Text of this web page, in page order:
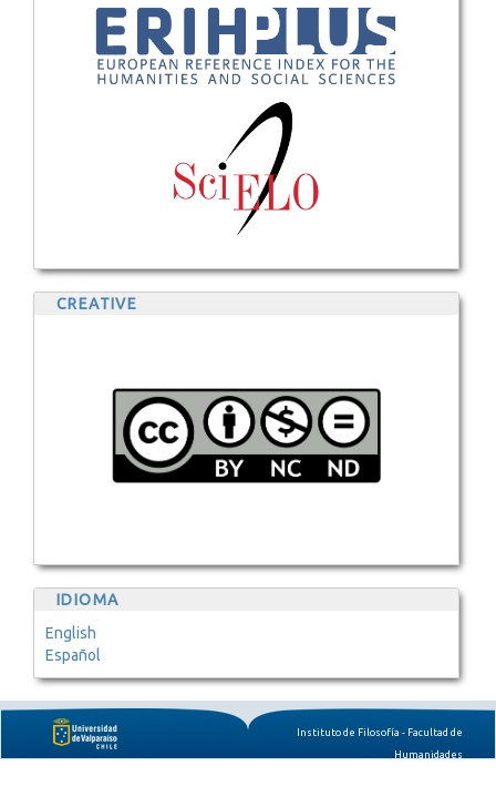
CREATIVE
IDIOMA
English
Español
Instituto de Filosofía - Facultad de
Humanidades